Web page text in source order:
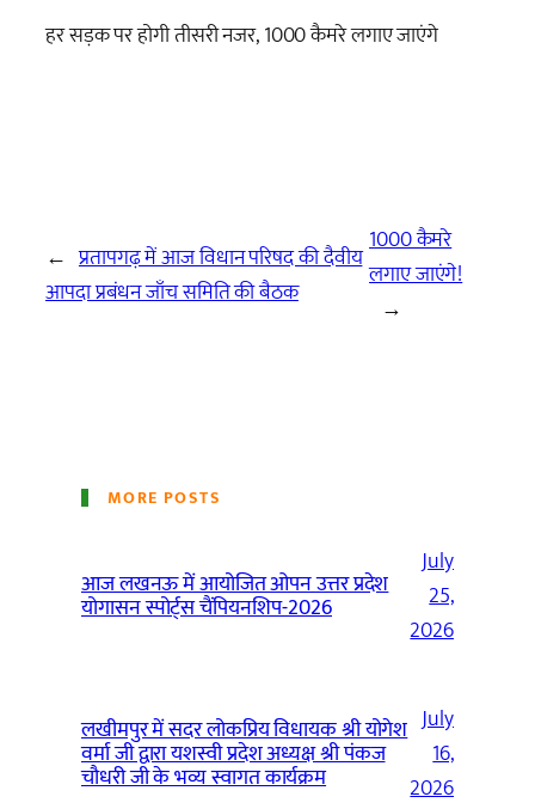
हर सड़क पर होगी तीसरी नजर, 1000 कैमरे लगाए जाएंगे
← प्रतापगढ़ में आज विधान परिषद की दैवीय
आपदा प्रबंधन जाँच समिति की बैठक
1000 कैमरे
लगाए जाएंगे!
→
MORE POSTS
आज लखनऊ में आयोजित ओपन उत्तर प्रदेश
योगासन स्पोर्ट्स चैंपियनशिप-2026
July
25,
2026
लखीमपुर में सदर लोकप्रिय विधायक श्री योगेश
वर्मा जी द्वारा यशस्वी प्रदेश अध्यक्ष श्री पंकज
चौधरी जी के भव्य स्वागत कार्यक्रम
July
16,
2026